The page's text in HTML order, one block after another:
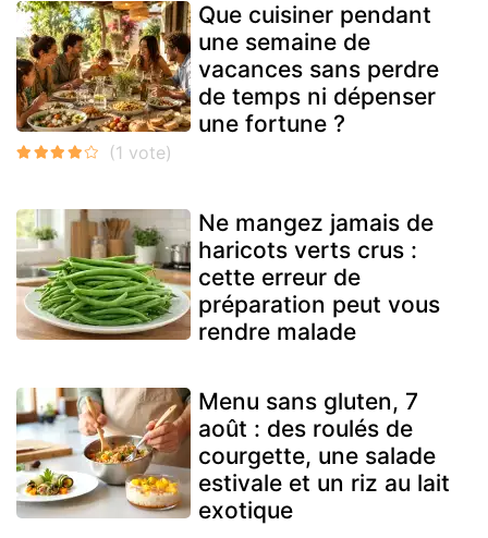
Que cuisiner pendant
une semaine de
vacances sans perdre
de temps ni dépenser
une fortune ?
Ne mangez jamais de
haricots verts crus :
cette erreur de
préparation peut vous
rendre malade
Menu sans gluten, 7
août : des roulés de
courgette, une salade
estivale et un riz au lait
exotique